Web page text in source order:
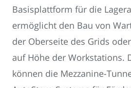
Basisplattform für die
ermöglicht den Bau von
der Oberseite des Grids
auf Höhe der Workstations.
können die Mezzanine-